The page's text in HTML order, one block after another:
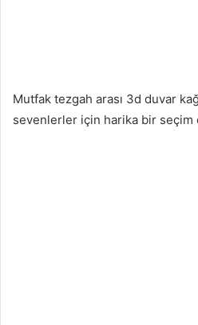
Mutfak tezgah arası 3d duvar
sevenlerler için harika bir seçim